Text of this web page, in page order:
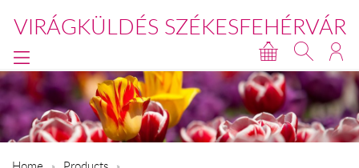
VIRÁGKÜLDÉS SZÉKESFEHÉRVÁR